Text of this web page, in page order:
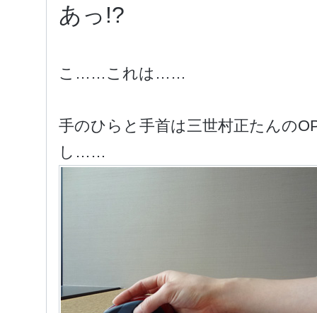
あっ!?
こ……これは……
手のひらと手首は三世村正たんの
し……